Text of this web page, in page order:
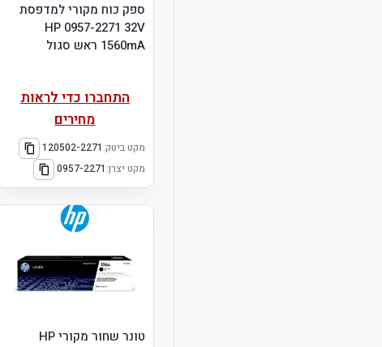
ספק כוח מקורי למדפסת
HP 0957-2271 32V
1560mA ראש סגול
התחברו כדי לראות
מחירים
מקט ביטק: 120502-2271
מקט יצרן: 0957-2271
טונר שחור מקורי HP